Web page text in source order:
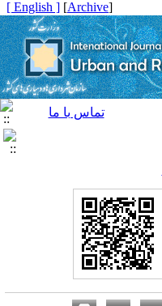
[
Archive
]
[ English ]
تماس با ما